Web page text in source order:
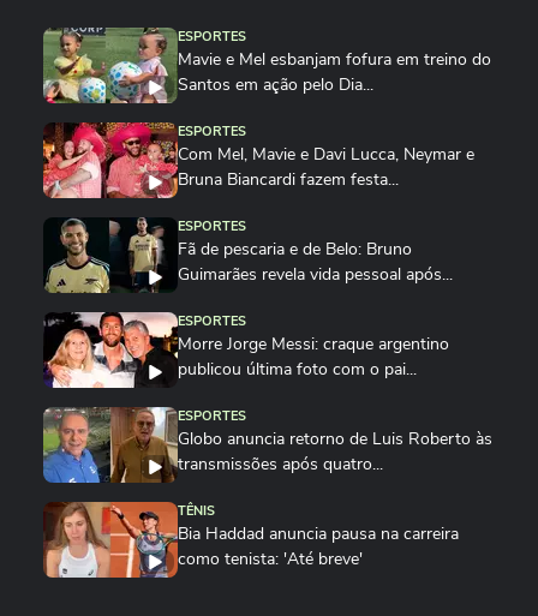
ESPORTES
Mavie e Mel esbanjam fofura em treino do
Santos em ação pelo Dia...
ESPORTES
Com Mel, Mavie e Davi Lucca, Neymar e
Bruna Biancardi fazem festa...
ESPORTES
Fã de pescaria e de Belo: Bruno
Guimarães revela vida pessoal após...
ESPORTES
Morre Jorge Messi: craque argentino
publicou última foto com o pai...
ESPORTES
Globo anuncia retorno de Luis Roberto às
transmissões após quatro...
TÊNIS
Bia Haddad anuncia pausa na carreira
como tenista: 'Até breve'